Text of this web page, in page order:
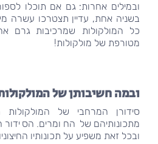
ובמילים אחרות: גם אם תוכלו
בשניה אחת, עדיין תצטרכו עשרה
כל המולקולות שמרכיבות גרם
מטורפת של מולקולות!
ובמה חשיבותן של
סידורן המרחבי של
מתכונותיהם של החומרים. הסידור
ובכל זאת משפיע על תכונותיו